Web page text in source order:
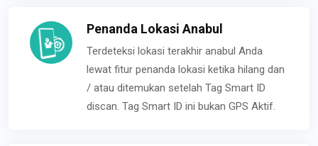
Penanda Lokasi Anabul
Terdeteksi lokasi terakhir anabul Anda
lewat fitur penanda lokasi ketika hilang dan
/ atau ditemukan setelah Tag Smart ID
discan. Tag Smart ID ini bukan GPS Aktif.